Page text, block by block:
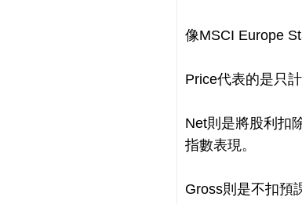
像MSCI Europe
Price代表的是只
Net則是將股利扣
指數表現。
Gross則是不扣預